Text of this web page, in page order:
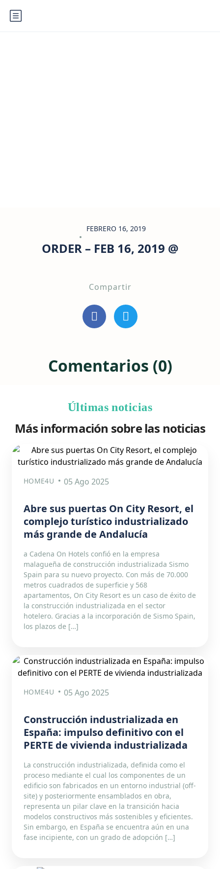
FEBRERO 16, 2019
ORDER – FEB 16, 2019 @
Compartir
Comentarios (0)
Últimas noticias
Más información sobre las noticias
HOME4U 05 Ago 2025
Abre sus puertas On City Resort, el
complejo turístico industrializado
más grande de Andalucía
a Cadena On Hotels confió en la empresa
malagueña de construcción industrializada Sismo
Spain para su nuevo proyecto. Con más de 70.000
metros cuadrados de superficie y 568
apartamentos, On City Resort es un caso de éxito de
la construcción industrializada en el sector
hotelero. Gracias a la incorporación de Sismo Spain,
los plazos de […]
HOME4U 05 Ago 2025
Construcción industrializada en
España: impulso definitivo con el
PERTE de vivienda industrializada
La construcción industrializada, definida como el
proceso mediante el cual los componentes de un
edificio son fabricados en un entorno industrial (off-
site) y posteriormente ensamblados en obra,
representa un pilar clave en la transición hacia
modelos constructivos más sostenibles y eficientes.
Sin embargo, en España se encuentra aún en una
fase incipiente, con un grado de adopción […]